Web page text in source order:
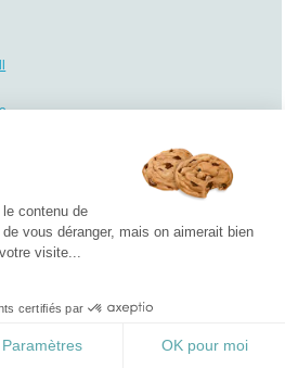
Contactez-nous Nos partenaires
vacances
0.318
contenu de
vous déranger, mais on aimerait bien
visite...
certifiés par
Paramètres OK pour moi